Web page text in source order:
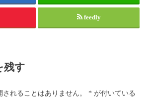
feedly
残す
れることはありません。 * が付いている